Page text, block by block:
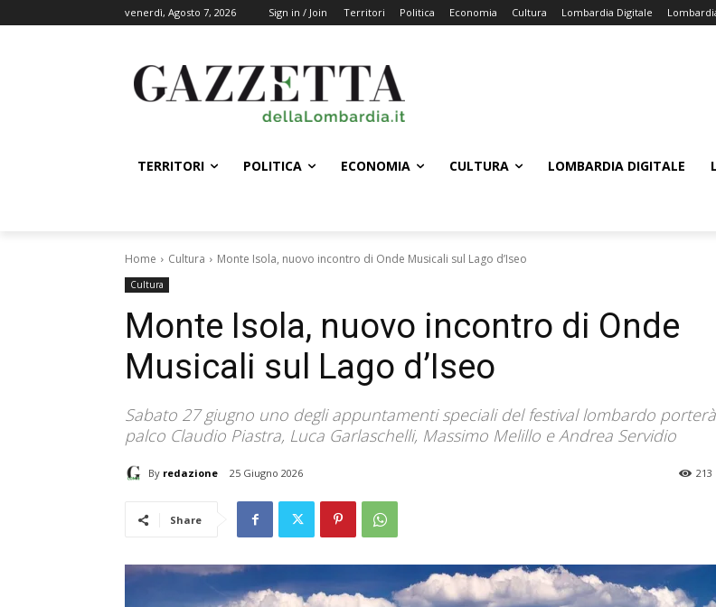
venerdì, Agosto 7, 2026 Sign in / Join Territori Politica Economia Cultura Lombardia Digitale
TERRITORI POLITICA ECONOMIA CULTURA LOMBARDIA DIGITALE
Home Cultura Monte Isola, nuovo incontro di Onde Musicali sul Lago d’Iseo
Cultura
Monte Isola, nuovo incontro di Onde
Musicali sul Lago d’Iseo
Sabato 27 giugno uno degli appuntamenti speciali del festival lombardo
palco Claudio Piastra, Luca Garlaschelli, Massimo Melillo e Andrea Servidio
By redazione 25 Giugno 2026 213
Share